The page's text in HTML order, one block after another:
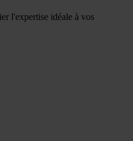
l'expertise idéale à vos